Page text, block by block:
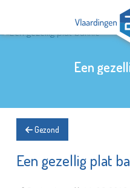
Een
Gezond
Een gezellig plat